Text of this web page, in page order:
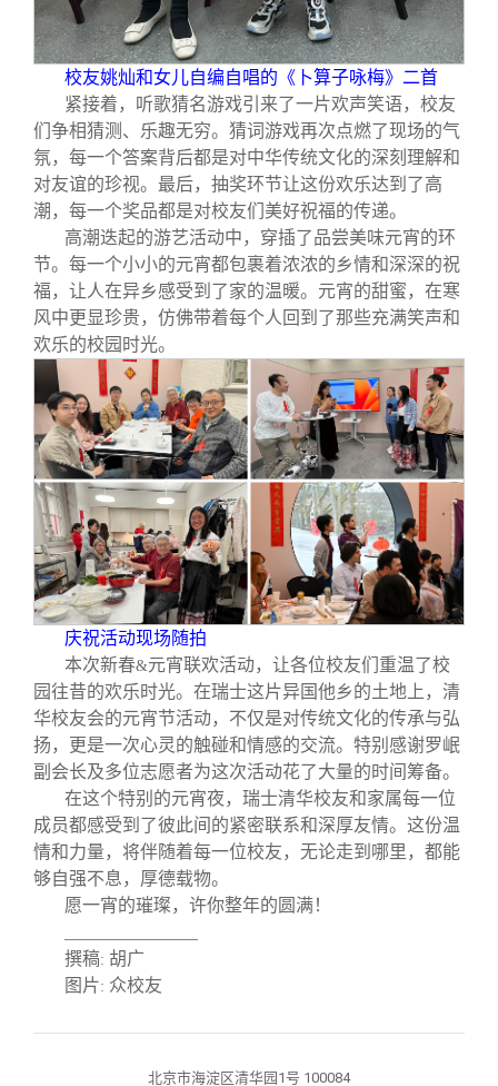
校友姚灿和女儿自编自唱的《卜算子咏梅》二首
紧接着，听歌猜名游戏引来了一片欢声笑语，校友
们争相猜测、乐趣无穷。猜词游戏再次点燃了现场的气
氛，每一个答案背后都是对中华传统文化的深刻理解和
对友谊的珍视。最后，抽奖环节让这份欢乐达到了高
潮，每一个奖品都是对校友们美好祝福的传递。
高潮迭起的游艺活动中，穿插了品尝美味元宵的环
节。每一个小小的元宵都包裹着浓浓的乡情和深深的祝
福，让人在异乡感受到了家的温暖。元宵的甜蜜，在寒
风中更显珍贵，仿佛带着每个人回到了那些充满笑声和
欢乐的校园时光。
庆祝活动现场随拍
本次新春&元宵联欢活动，让各位校友们重温了校
园往昔的欢乐时光。在瑞士这片异国他乡的土地上，清
华校友会的元宵节活动，不仅是对传统文化的传承与弘
扬，更是一次心灵的触碰和情感的交流。特别感谢罗岷
副会长及多位志愿者为这次活动花了大量的时间筹备。
在这个特别的元宵夜，瑞士清华校友和家属每一位
成员都感受到了彼此间的紧密联系和深厚友情。这份温
情和力量，将伴随着每一位校友，无论走到哪里，都能
够自强不息，厚德载物。
愿一宵的璀璨，许你整年的圆满！
撰稿: 胡广
图片: 众校友
北京市海淀区清华园1号 100084